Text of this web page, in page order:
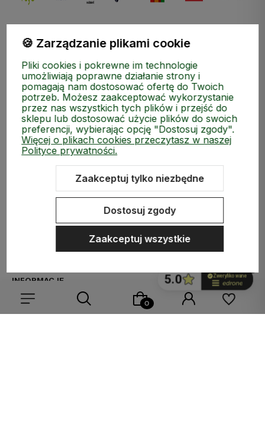
MEDIA SPOŁECZNOŚCIOWE
MOJE KONTO
INFORMACJE
🍪 Zarządzanie plikami cookie
Pliki cookies i pokrewne im technologie
umożliwiają poprawne działanie strony i
pomagają nam dostosować ofertę do Twoich
potrzeb. Możesz zaakceptować wykorzystanie
przez nas wszystkich tych plików i przejść do
sklepu lub dostosować użycie plików do swoich
preferencji, wybierając opcję "Dostosuj zgody".
Więcej o plikach cookies przeczytasz w naszej
Polityce prywatności.
Zaakceptuj tylko niezbędne
Dostosuj zgody
Zaakceptuj wszystkie